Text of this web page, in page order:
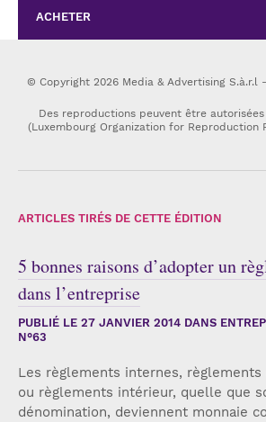
ACHETER
© Copyright 2026 Media & Advertising S.à.r.l
Des reproductions peuvent être
(Luxembourg Organization for Reproduction
ARTICLES TIRÉS DE CETTE ÉDITION
5 bonnes raisons d’adopter un
dans l’entreprise
PUBLIÉ LE 27 JANVIER 2014 DANS
N°63
Les règlements internes, règlements
ou règlements intérieur, quelle que
dénomination, deviennent monnaie